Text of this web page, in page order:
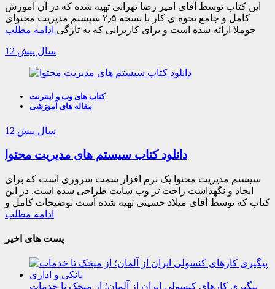
این کتاب توسط آقای امیر رضا تهرانی تهیه شده که در آن آموزش
کامل و جامع نحوه ی کار با نسخه ۲٫۵ سیستم مدیریت محتوای
جوملا ارائه شده است و برای کاربرانی که به تازگی ادامه مطلب
12 سال پیش
کتاب های وب و اینترنت
مقاله های آموزشی
12 سال پیش
دانلود کتاب سیستم های مدیریت محتوا
سیستم مدیریت محتوا یک نرم افزار سمت سروری است که برای
ایجاد و نگهداشت راحت تر وب سایت طراحی شده است. در این
کتاب که توسط آقای میلاد حسینی تهیه شده است توضیحات کامل و
ادامه مطلب
پست های اخیر
پیگیری کارهای کنسولی ایران از آلمان؛ از میخک تا خدمات